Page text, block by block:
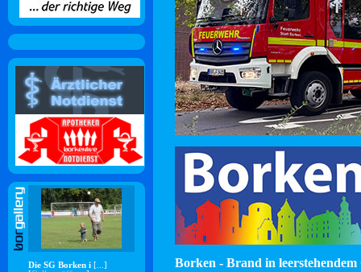
Die SG Borken i [...]
Borken - Brand in leerstehendem